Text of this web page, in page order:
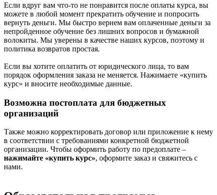
Если вдруг вам что-то не понравится после оплаты курса, вы
можете в любой момент прекратить обучение и попросить
вернуть деньги. Мы быстро вернем вам оплаченные деньги за
непройденное обучение без лишних вопросов и бумажной
волокиты. Мы уверены в качестве наших курсов, поэтому и
политика возвратов простая.
Если вы хотите оплатить от юридического лица, то вам
порядок оформления заказа не меняется. Нажимаете «купить
курс» и вносите необходимые данные.
Возможна постоплата для бюджетных
организаций
Также можно корректировать договор или приложение к нему
в соответствии с требованиями конкретной бюджетной
организации. Чтобы оформить работу по предоплате –
нажимайте «купить курс», оформите заказ и свяжитесь с
нами.